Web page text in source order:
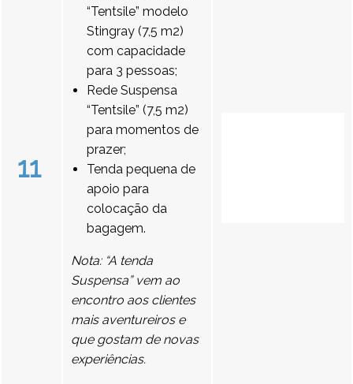
11
“Tentsile” modelo
Stingray (7,5 m2)
com capacidade
para 3 pessoas;
Rede Suspensa
“Tentsile” (7,5 m2)
para momentos de
prazer;
Tenda pequena de
apoio para
colocação da
bagagem.
Nota: “A tenda
Suspensa” vem ao
encontro aos clientes
mais aventureiros e
que gostam de novas
experiências.